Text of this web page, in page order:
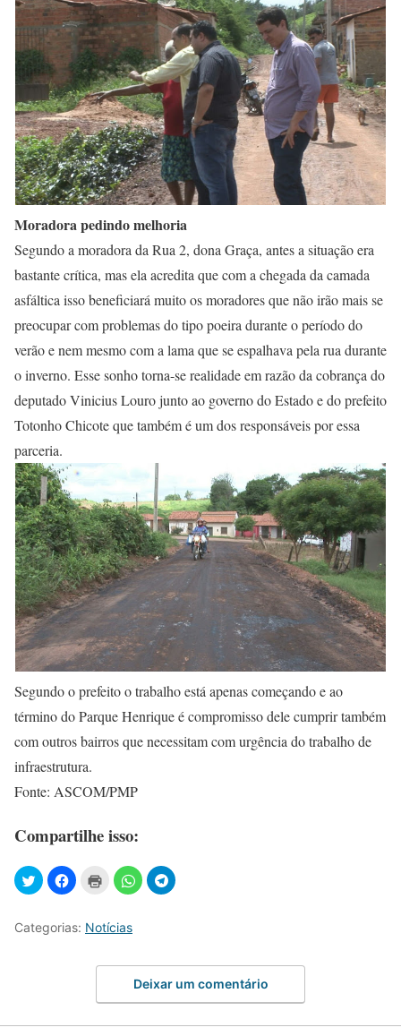
Moradora pedindo melhoria
Segundo a moradora da Rua 2, dona Graça, antes a situação era
bastante crítica, mas ela acredita que com a chegada da camada
asfáltica isso beneficiará muito os moradores que não irão mais se
preocupar com problemas do tipo poeira durante o período do
verão e nem mesmo com a lama que se espalhava pela rua durante
o inverno. Esse sonho torna-se realidade em razão da cobrança do
deputado Vinicius Louro junto ao governo do Estado e do prefeito
Totonho Chicote que também é um dos responsáveis por essa
parceria.
Segundo o prefeito o trabalho está apenas começando e ao
término do Parque Henrique é compromisso dele cumprir também
com outros bairros que necessitam com urgência do trabalho de
infraestrutura.
Fonte: ASCOM/PMP
Compartilhe isso:
Categorias: Notícias
Deixar um comentário